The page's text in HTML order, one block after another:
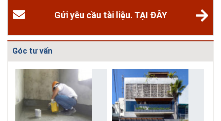
Gửi yêu cầu tài liệu. TẠI ĐÂY
Góc tư vấn